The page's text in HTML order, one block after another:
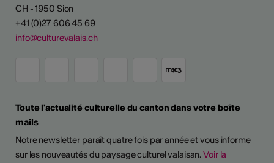
CH - 1950 Sion
+41 (0)27 606 45 69
info@culturevalais.ch
Toute l'actualité culturelle du canton dans votre boîte
mails
Notre newsletter paraît quatre fois par année et vous informe
sur les nouveautés du paysage culturel valaisan.Voir la